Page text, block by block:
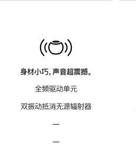
身材小巧，声音超震撼。
全频驱动单元
双振动抵消无源辐射器
—
—